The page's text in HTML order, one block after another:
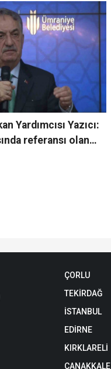
Yardımcısı Yazıcı:
referansı olan
ÇORLU
TEKİRDAĞ
İSTANBUL
EDİRNE
KIRKLARELİ
ÇANAKKALE